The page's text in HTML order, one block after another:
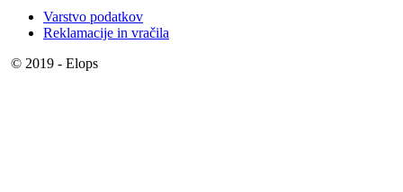
Varstvo podatkov
Reklamacije in vračila
© 2019 - Elops